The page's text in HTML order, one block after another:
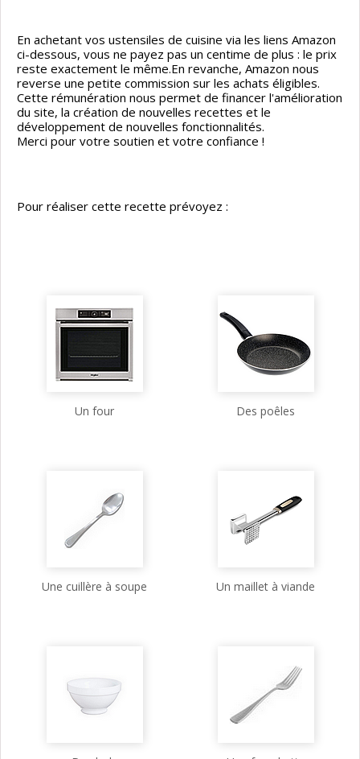
En achetant vos ustensiles de cuisine via les liens Amazon
ci-dessous, vous ne payez pas un centime de plus : le prix
reste exactement le même.En revanche, Amazon nous
reverse une petite commission sur les achats éligibles.
Cette rémunération nous permet de financer l'amélioration
du site, la création de nouvelles recettes et le
développement de nouvelles fonctionnalités.
Merci pour votre soutien et votre confiance !
Pour réaliser cette recette prévoyez :
Un four Des poêles
Une cuillère à soupe Un maillet à viande